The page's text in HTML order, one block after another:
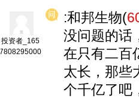
投资者_165
7808295000
:和邦生物(
没问题的话
在只有二百
太长，那些
个千亿了吧